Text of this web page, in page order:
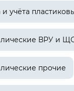
учёта
ВРУ и
прочие